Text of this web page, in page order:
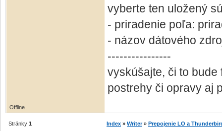
vyberte ten uložený
- priradenie poľa:
- názov dátového
----------------
vyskúšajte, či to
postrehy či opravy aj
Offline
Stránky 1 Index » Writer » Prepojenie LO a